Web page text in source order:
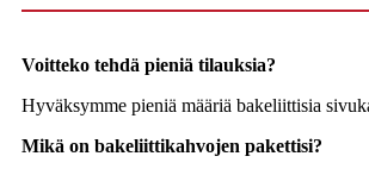
Voitteko tehdä pieniä tilauksia?
Hyväksymme pieniä määriä bakeliittisia
Mikä on bakeliittikahvojen pakettisi?